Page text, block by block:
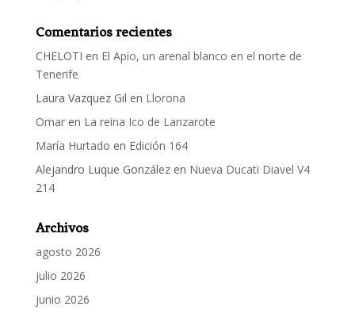
Comentarios recientes
CHELOTI en El Apio, un arenal blanco en el norte de
Tenerife
Laura Vazquez Gil en Llorona
Omaren La reina Ico de Lanzarote
María Hurtado en Edición 164
Alejandro Luque Gonzálezen Nueva Ducati Diavel V4
214
Archivos
agosto 2026
julio 2026
junio 2026